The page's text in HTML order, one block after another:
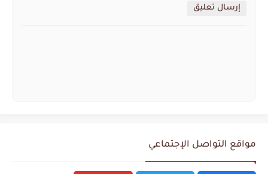
إرسال تعليق
مواقع التواصل الإجتماعي